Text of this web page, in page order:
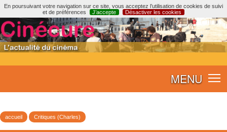
En poursuivant votre navigation sur ce site, vous acceptez l’utilisation de cookies de suivi
et de préférences
J’accepte Désactiver les cookies
MENU
accueil Critiques (Charles)